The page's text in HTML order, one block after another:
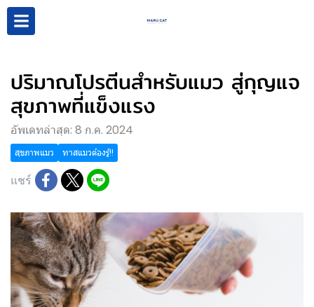
ปริมาณโปรตีนสำหรับแมว สู่กุญแจ
สุขภาพที่แข็งแรง
อัพเดทล่าสุด: 8 ก.ค. 2024
สุขภาพแมว ทาสแมวต้องรู้!!
แชร์